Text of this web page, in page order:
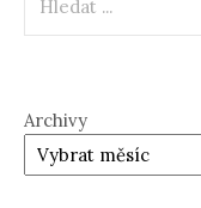
Archivy